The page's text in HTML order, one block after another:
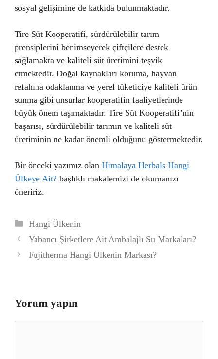
sosyal gelişimine de katkıda bulunmaktadır.
Tire Süt Kooperatifi, sürdürülebilir tarım
prensiplerini benimseyerek çiftçilere destek
sağlamakta ve kaliteli süt üretimini teşvik
etmektedir. Doğal kaynakları koruma, hayvan
refahına odaklanma ve yerel tüketiciye kaliteli ürün
sunma gibi unsurlar kooperatifin faaliyetlerinde
büyük önem taşımaktadır. Tire Süt Kooperatifi’nin
başarısı, sürdürülebilir tarımın ve kaliteli süt
üretiminin ne kadar önemli olduğunu göstermektedir.
Bir önceki yazımız olan Himalaya Herbals Hangi
Ülkeye Ait? başlıklı makalemizi de okumanızı
öneririz.
Kategoriler
Hangi Ülkenin
Yabancı Şirketlere Ait Ambalajlı Su Markaları?
Fujitherma Hangi Ülkenin Markası?
Yorum yapın